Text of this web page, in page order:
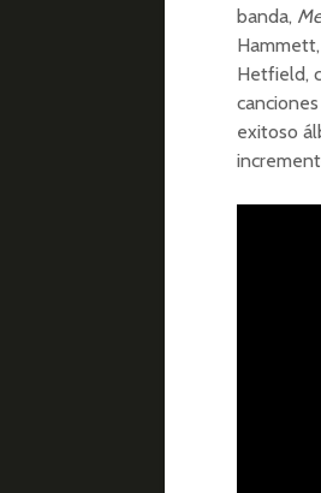
banda,
Hetfield,
exitoso